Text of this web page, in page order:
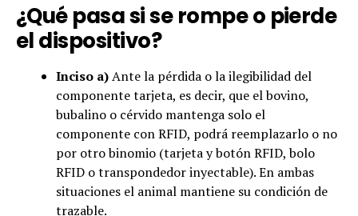
¿Qué pasa si se rompe o pierde
el dispositivo?
Inciso a)Ante la pérdida o la ilegibilidad del
componente tarjeta, es decir, que el bovino,
bubalino o cérvido mantenga solo el
componente con RFID, podrá reemplazarlo o no
por otro binomio (tarjeta y botón RFID, bolo
RFID o transpondedor inyectable). En ambas
situaciones el animal mantiene su condición de
trazable.